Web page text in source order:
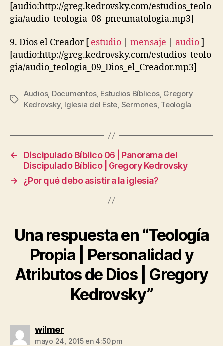
[audio:http://greg.kedrovsky.com/estudios_teolo
gia/audio_teologia_08_pneumatologia.mp3]
9. Dios el Creador [ estudio mensaje audio]
[audio:http://greg.kedrovsky.com/estudios_teolo
gia/audio_teologia_09_Dios_el_Creador.mp3]
Etiquetas
Audios, Documentos, Estudios Bíblicos, Gregory
Kedrovsky, Iglesia del Este, Sermones, Teología
←
Discipulado Bíblico 06 | Panorama del
Discipulado Bíblico | Gregory Kedrovsky
→
¿Por qué debo asistir a la iglesia?
Una respuesta en “Teología
Propia | Personalidad y
Atributos de Dios | Gregory
Kedrovsky”
wilmerdice:
mayo 24, 2015 en 4:50 pm